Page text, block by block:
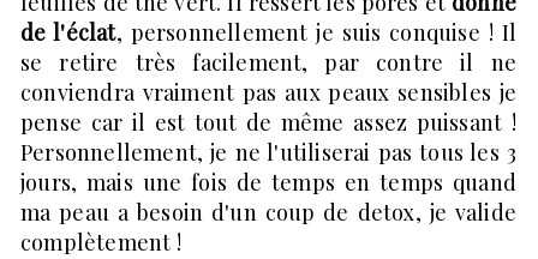
de l'éclat, personnellement je suis conquise ! Il
se retire très facilement, par contre il ne
conviendra vraiment pas aux peaux sensibles je
pense car il est tout de même assez puissant !
Personnellement, je ne l'utiliserai pas tous les 3
jours, mais une fois de temps en temps quand
ma peau a besoin d'un coup de detox, je valide
complètement !